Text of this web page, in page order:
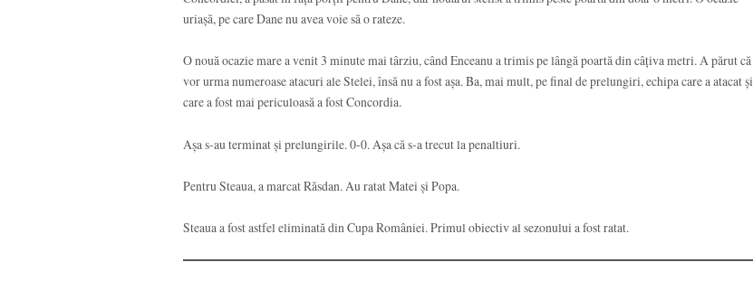
uriașă, pe care Dane nu avea voie să o rateze.
O nouă ocazie mare a venit 3 minute mai târziu, când Enceanu a trimis pe lângă poartă din câțiva metri. A părut că
vor urma numeroase atacuri ale Stelei, însă nu a fost așa. Ba, mai mult, pe final de prelungiri, echipa care a atacat și
care a fost mai periculoasă a fost Concordia.
Așa s-au terminat și prelungirile. 0-0. Așa că s-a trecut la penaltiuri.
Pentru Steaua, a marcat Răsdan. Au ratat Matei și Popa.
Steaua a fost astfel eliminată din Cupa României. Primul obiectiv al sezonului a fost ratat.